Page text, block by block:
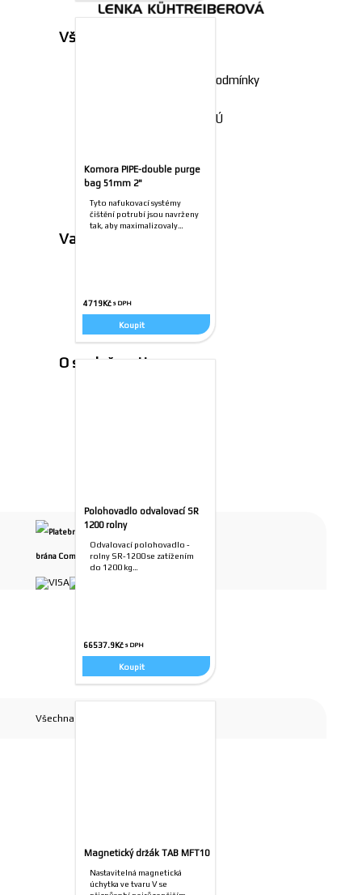
Komora PIPE-double purge
bag 51mm 2"
Tyto nafukovací systémy
čištění potrubí jsou navrženy
tak, aby maximalizovaly…
4719Kč
Koupit
Polohovadlo odvalovací SR
1200 rolny
Odvalovací polohovadlo -
rolny SR-1200 se zatížením
do 1200 kg…
66537.9Kč
Koupit
Magnetický držák TAB MFT10
Nastavitelná magnetická
úchytka ve tvaru V se
Vše o nákupu
Všeobecné obchodní podmínky
Zásady o zpracování OÚ
Vaše objednávky
Dotaz k objednávce
O společnosti
Všechna práva vyhrazena